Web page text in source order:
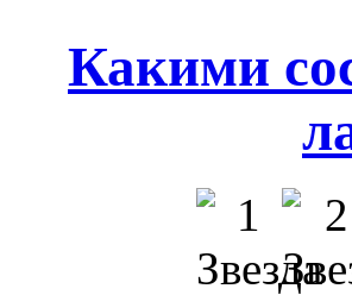
Какими